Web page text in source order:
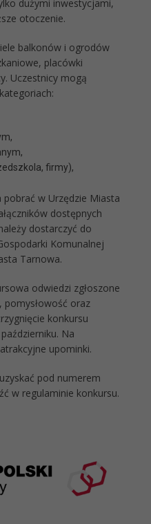
dużymi inwestycjami,
otoczenie.
balkonów i ogrodów
placówki
Uczestnicy mogą
firmy),
pobrać w Urzędzie Miasta
dostępnych
dostarczyć do
Komunalnej
Tarnowa.
odwiedzi zgłoszone
pomysłowość oraz
konkursu
Na
upominki.
pod numerem
w regulaminie konkursu.